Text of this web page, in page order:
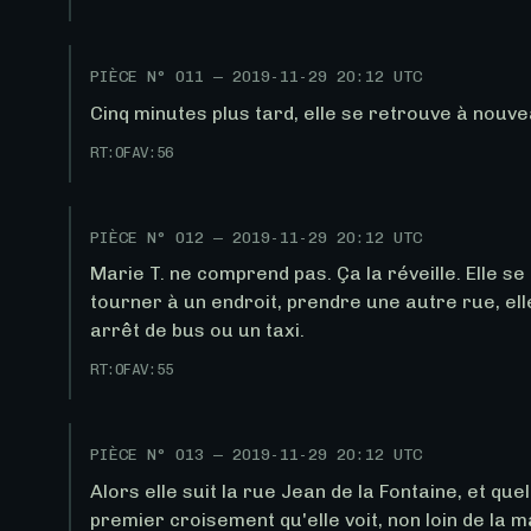
PIÈCE N°011 —2019-11-29 20:12 UTC
Cinq minutes plus tard, elle se retrouve à
RT:0FAV: 56
PIÈCE N°012 —2019-11-29 20:12 UTC
Marie T. ne comprend pas. Ça la réveille. Elle
tourner à un endroit, prendre une autre rue,
arrêt de bus ou un taxi.
RT:0FAV: 55
PIÈCE N°013 —2019-11-29 20:12 UTC
Alors elle suit la rue Jean de la Fontaine, et
premier croisement qu'elle voit, non loin de la